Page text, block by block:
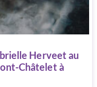
Herveet au
Châtelet à